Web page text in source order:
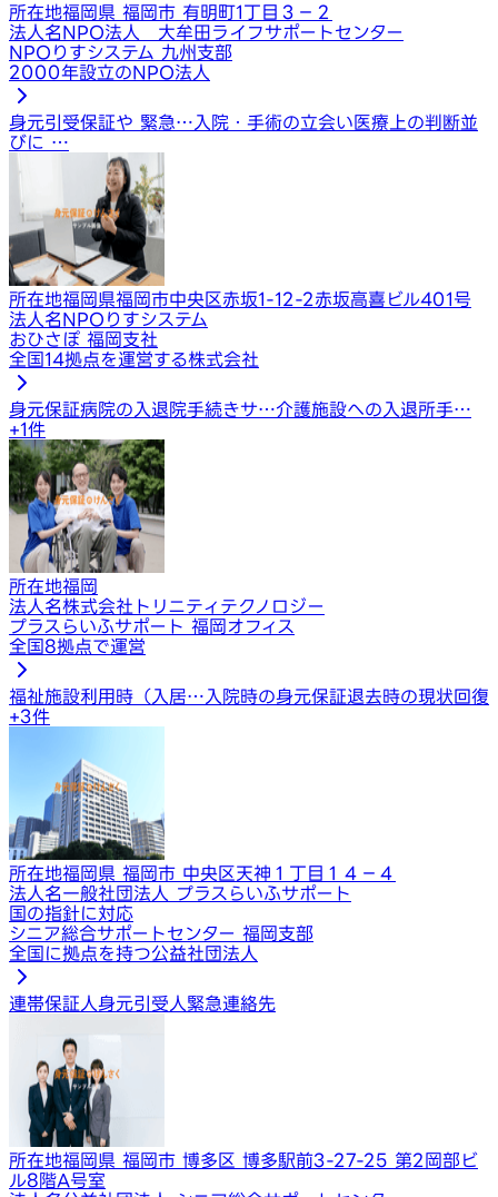
所在地福岡県 福岡市 有明町1丁目３－２
法人名NPO法人 大牟田ライフサポートセンター
NPOりすシステム 九州支部
2000年設立のNPO法人
身元引受保証や 緊急… 入院・手術の立会い医療上の判断並
びに …
所在地福岡県福岡市中央区赤坂1-12-2赤坂高喜ビル401号
法人名NPOりすシステム
おひさぽ 福岡支社
全国14拠点を運営する株式会社
身元保証病院の入退院手続きサ…介護施設への入退所手…
+1件
所在地福岡
法人名株式会社トリニティテクノロジー
プラスらいふサポート 福岡オフィス
全国8拠点で運営
福祉施設利用時（入居… 入院時の身元保証退去時の現状回復
+3件
所在地福岡県 福岡市 中央区天神１丁目１４−４
法人名一般社団法人 プラスらいふサポート
国の指針に対応
シニア総合サポートセンター 福岡支部
全国に拠点を持つ公益社団法人
連帯保証人身元引受人緊急連絡先
所在地福岡県 福岡市 博多区 博多駅前3-27-25 第2岡部ビ
ル8階A号室